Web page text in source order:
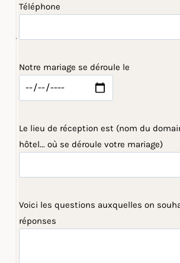
Téléphone
Notre mariage se déroule le
Le lieu de réception est (nom du
hôtel... où se déroule votre mariage)
Voici les questions auxquelles on
réponses